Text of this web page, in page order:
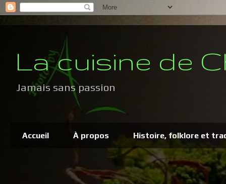
La cuisine de
Jamais sans passion
Accueil À propos Histoire, folklore et